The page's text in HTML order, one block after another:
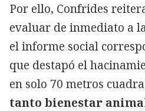
Por ello, Confrides
evaluar de inmediato a
el informe social
que destapó el
en solo 70 metros
tanto bienestar